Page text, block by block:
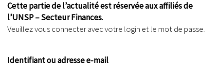
Cette partie de l’actualité est réservée aux affiliés de
l’UNSP – Secteur Finances.
Veuillez vous connecter avec votre login et le mot de passe.
Identifiant ou adresse e-mail